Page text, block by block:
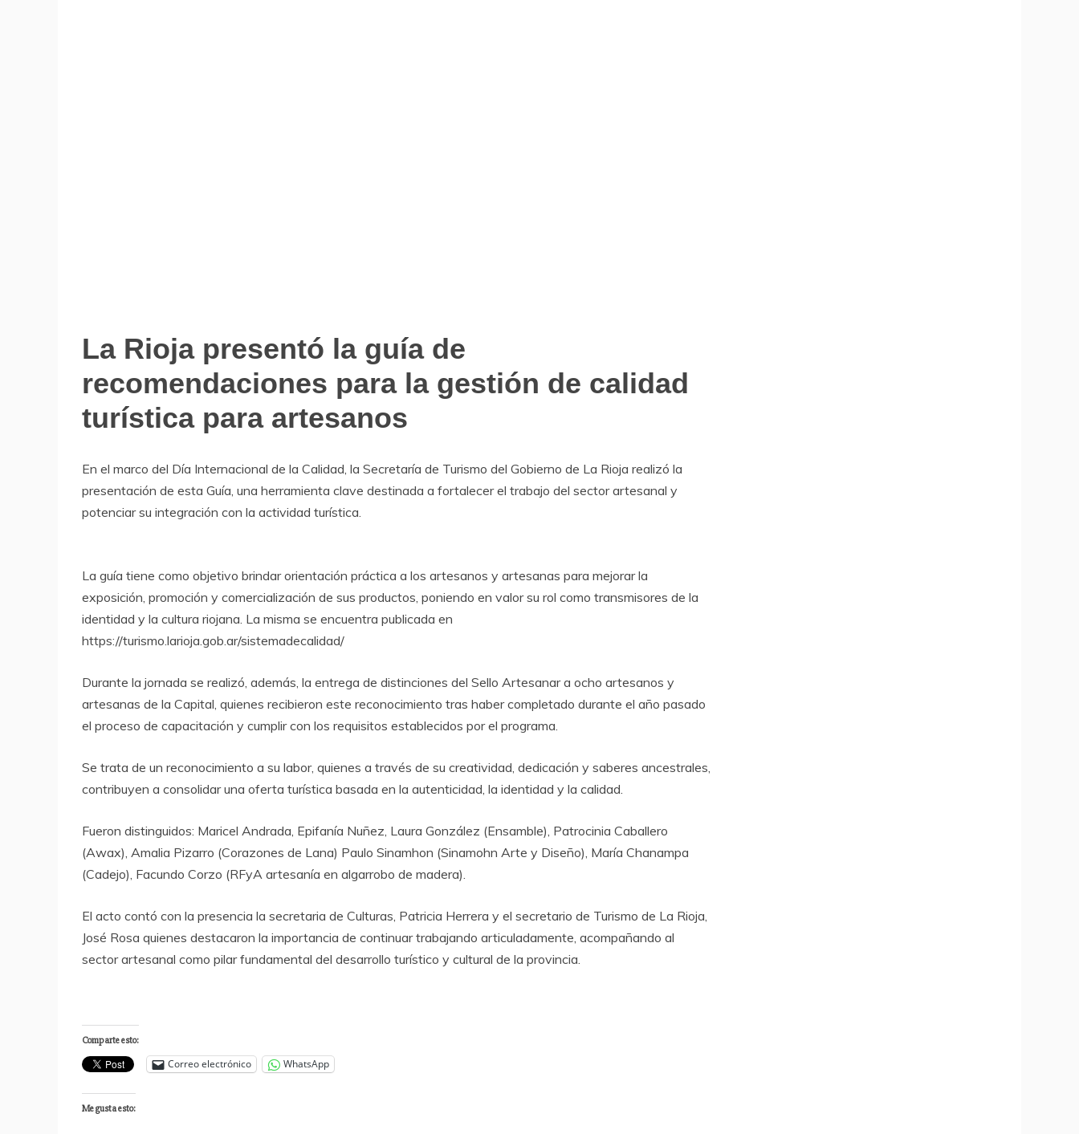
Notas
Archivo
La Rioja presentó la guía de
recomendaciones para la gestión de calidad
turística para artesanos
En el marco del Día Internacional de la Calidad, la Secretaría de Turismo del Gobierno de La Rioja realizó la
presentación de esta Guía, una herramienta clave destinada a fortalecer el trabajo del sector artesanal y
potenciar su integración con la actividad turística.
La guía tiene como objetivo brindar orientación práctica a los artesanos y artesanas para mejorar la
exposición, promoción y comercialización de sus productos, poniendo en valor su rol como transmisores de la
identidad y la cultura riojana. La misma se encuentra publicada en
https://turismo.larioja.gob.ar/sistemadecalidad/
Durante la jornada se realizó, además, la entrega de distinciones del Sello Artesanar a ocho artesanos y
artesanas de la Capital, quienes recibieron este reconocimiento tras haber completado durante el año pasado
el proceso de capacitación y cumplir con los requisitos establecidos por el programa.
Se trata de un reconocimiento a su labor, quienes a través de su creatividad, dedicación y saberes ancestrales,
contribuyen a consolidar una oferta turística basada en la autenticidad, la identidad y la calidad.
Fueron distinguidos: Maricel Andrada, Epifanía Nuñez, Laura González (Ensamble), Patrocinia Caballero
(Awax), Amalia Pizarro (Corazones de Lana) Paulo Sinamhon (Sinamohn Arte y Diseño), María Chanampa
(Cadejo), Facundo Corzo (RFyA artesanía en algarrobo de madera).
El acto contó con la presencia la secretaria de Culturas, Patricia Herrera y el secretario de Turismo de La Rioja,
José Rosa quienes destacaron la importancia de continuar trabajando articuladamente, acompañando al
sector artesanal como pilar fundamental del desarrollo turístico y cultural de la provincia.
Comparte esto:
Correo electrónico WhatsApp
Me gusta esto: